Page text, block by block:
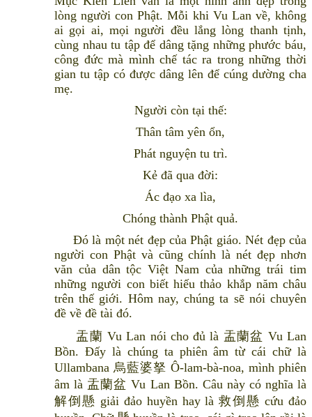
lòng người con Phật. Mỗi khi Vu Lan về, không
ai gọi ai, mọi người đều lắng lòng thanh tịnh,
cùng nhau tu tập để dâng tặng những phước báu,
công đức mà mình chế tác ra trong những thời
gian tu tập có được dâng lên để cúng dường cha
mẹ.
Người còn tại thế:
Thân tâm yên ổn,
Phát nguyện tu trì.
Kẻ đã qua đời:
Ác đạo xa lìa,
Chóng thành Phật quả.
Đó là một nét đẹp của Phật giáo. Nét đẹp của
người con Phật và cũng chính là nét đẹp nhơn
văn của dân tộc Việt Nam của những trái tim
những người con biết hiếu thảo khắp năm châu
trên thế giới. Hôm nay, chúng ta sẽ nói chuyên
đề về đề tài đó.
盂蘭 Vu Lan nói cho đủ là 盂蘭盆 Vu Lan
Bồn. Đấy là chúng ta phiên âm từ cái chữ là
Ullambana 烏藍婆拏 Ô-lam-bà-noa, mình phiên
âm là 盂蘭盆 Vu Lan Bồn. Câu này có nghĩa là
解倒懸 giải đảo huyền hay là 救倒懸 cứu đảo